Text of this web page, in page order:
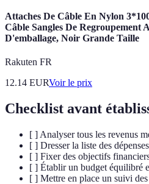
Attaches De Câble En Nylon
Câble Sangles De Regroupement
D'emballage, Noir Grande Taille
Rakuten FR
12.14 EURVoir le prix
Checklist avant
[ ] Analyser tous les revenus
[ ] Dresser la liste des
[ ] Fixer des objectifs
[ ] Établir un budget équilibré
[ ] Mettre en place un suivi des